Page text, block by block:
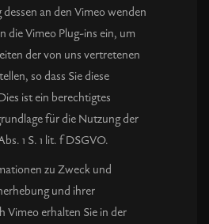
an den Vimeo wenden
die Vimeo Plug-ins ein, um
der von uns vertretenen
so dass Sie diese
ist ein berechtigtes
für die Nutzung der
1 S. 1 lit. f DSGVO.
zu Zweck und
und ihrer
Vimeo erhalten Sie in der